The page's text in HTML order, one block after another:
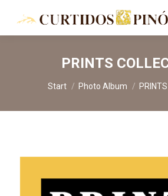
PRINTS
Sie befinden sich hier:
Start Photo Album